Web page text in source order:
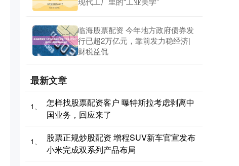
临海股票配资 今年地方政府债券发
行已超2万亿元，靠前发力稳经济|
财税益侃
最新文章
1、
怎样找股票配资客户 曝特斯拉考虑剥离中
国业务，回应来了
1、
股票正规炒股配资 增程SUV新车官宣发布
小米完成双系列产品布局